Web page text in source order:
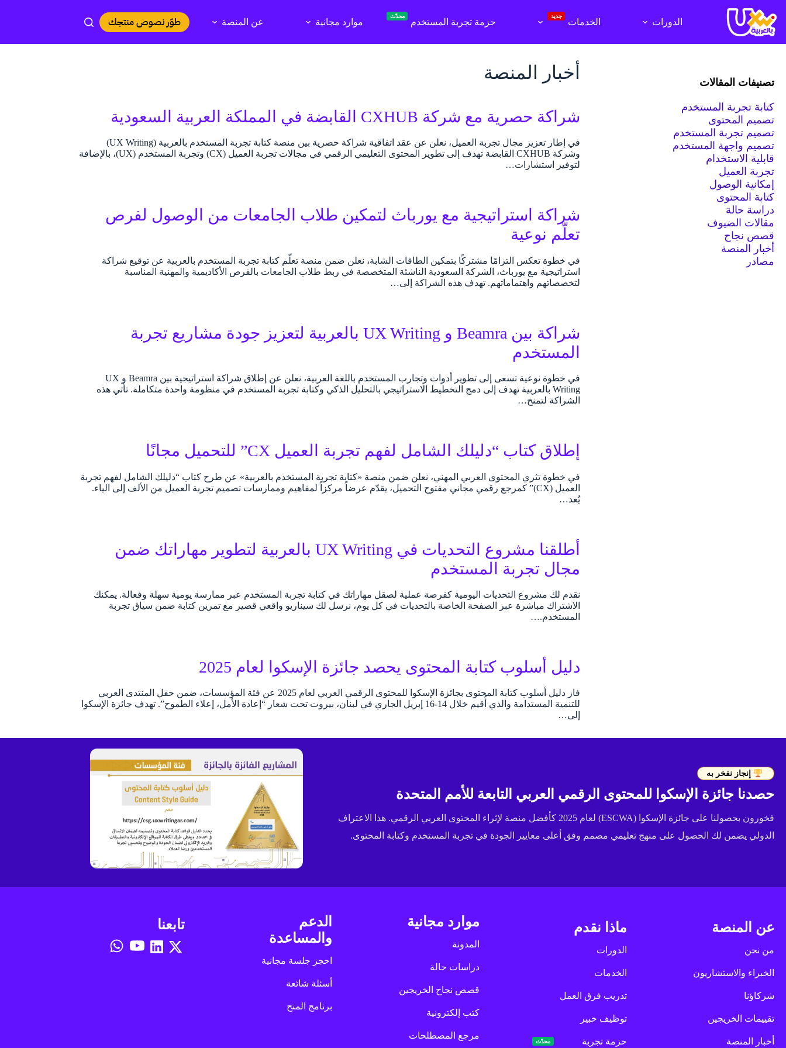
إلى
المحتوى
الدورات الخدمات
جديد
حزمة تجربة المستخدم
محدّث
موارد مجانية عن المنصة طوّر نصوص منتجك
أخبار المنصة
شراكة حصرية مع شركة CXHUB القابضة في المملكة العربية السعودية
في إطار تعزيز مجال تجربة العميل، نعلن عن عقد اتفاقية شراكة حصرية بين منصة كتابة تجربة المستخدم بالعربية (UX Writing)
وشركة CXHUB القابضة تهدف إلى تطوير المحتوى التعليمي الرقمي في مجالات تجربة العميل (CX) وتجربة المستخدم (UX)، بالإضافة
لتوفير استشارات…
شراكة استراتيجية مع يورباث لتمكين طلاب الجامعات من الوصول لفرص
تعلّم نوعية
في خطوة تعكس التزامًا مشتركًا بتمكين الطاقات الشابة، نعلن ضمن منصة تعلّم كتابة تجربة المستخدم بالعربية عن توقيع شراكة
استراتيجية مع يورباث، الشركة السعودية الناشئة المتخصصة في ربط طلاب الجامعات بالفرص الأكاديمية والمهنية المناسبة
لتخصصاتهم واهتماماتهم. تهدف هذه الشراكة إلى…
شراكة بين Beamra و UX Writing بالعربية لتعزيز جودة مشاريع تجربة
المستخدم
في خطوة نوعية تسعى إلى تطوير أدوات وتجارب المستخدم باللغة العربية، نعلن عن إطلاق شراكة استراتيجية بين Beamra و UX
Writing بالعربية تهدف إلى دمج التخطيط الاستراتيجي بالتحليل الذكي وكتابة تجربة المستخدم في منظومة واحدة متكاملة. تأتي هذه
الشراكة لتمنح…
إطلاق كتاب “دليلك الشامل لفهم تجربة العميل CX” للتحميل مجانًا
في خطوة تثري المحتوى العربي المهني، نعلن ضمن منصة «كتابة تجربة المستخدم بالعربية» عن طرح كتاب “دليلك الشامل لفهم تجربة
العميل (CX)” كمرجع رقمي مجاني مفتوح التحميل، يقدّم عرضاً مركزاً لمفاهيم وممارسات تصميم تجربة العميل من الألف إلى الياء.
يُعد…
أطلقنا مشروع التحديات في UX Writing بالعربية لتطوير مهاراتك ضمن
مجال تجربة المستخدم
نقدم لك مشروع التحديات اليومية كفرصة عملية لصقل مهاراتك في كتابة تجربة المستخدم عبر ممارسة يومية سهلة وفعالة. يمكنك
الاشتراك مباشرة عبر الصفحة الخاصة بالتحديات في كل يوم، نرسل لك سيناريو واقعي قصير مع تمرين كتابة ضمن سياق تجربة
المستخدم.…
دليل أسلوب كتابة المحتوى يحصد جائزة الإسكوا لعام 2025
فاز دليل أسلوب كتابة المحتوى بجائزة الإسكوا للمحتوى الرقمي العربي لعام 2025 عن فئة المؤسسات، ضمن حفل المنتدى العربي
للتنمية المستدامة والذي أُقيم خلال 14-16 إبريل الجاري في لبنان، بيروت تحت شعار “إعادة الأمل، إعلاء الطموح”. تهدف جائزة الإسكوا
إلى…
تصنيفات المقالات
كتابة تجربة المستخدم
تصميم المحتوى
تصميم تجربة المستخدم
تصميم واجهة المستخدم
قابلية الاستخدام
تجربة العميل
إمكانية الوصول
كتابة المحتوى
دراسة حالة
مقالات الضيوف
قصص نجاح
أخبار المنصة
مصادر
إنجاز نفخر به
حصدنا جائزة الإسكوا للمحتوى الرقمي العربي التابعة للأمم المتحدة
فخورون بحصولنا على جائزة الإسكوا (ESCWA) لعام 2025 كأفضل منصة لإثراء المحتوى العربي الرقمي. هذا الاعتراف
الدولي يضمن لك الحصول على منهج تعليمي مصمم وفق أعلى معايير الجودة في تجربة المستخدم وكتابة المحتوى.
عن المنصة
من نحن
الخبراء والاستشاريون
شركاؤنا
تقييمات الخريجين
أخبار المنصة
ماذا نقدم
الدورات
الخدمات
تدريب فرق العمل
توظيف خبير
حزمة تجربة
محدّث
موارد مجانية
المدونة
دراسات حالة
قصص نجاح الخريجين
كتب إلكترونية
مرجع المصطلحات
الدعم
والمساعدة
احجز جلسة مجانية
أسئلة شائعة
برنامج المنح
تابعنا